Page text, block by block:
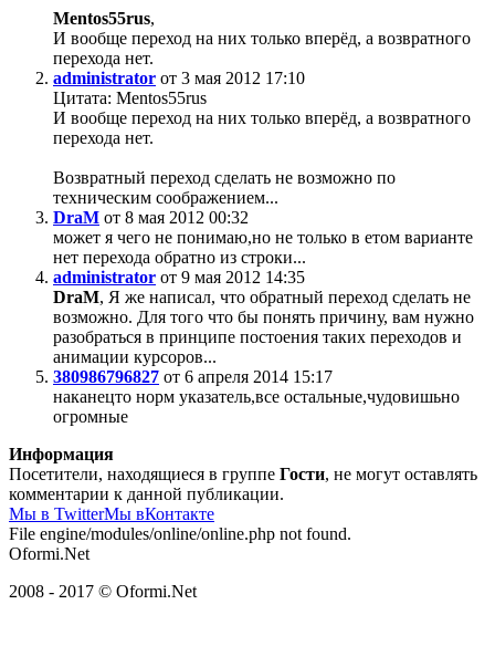
Mentos55rus,
И вообще переход на них только вперёд, а возвратного
перехода нет.
administrator от 3 мая 2012 17:10
Цитата: Mentos55rus
И вообще переход на них только вперёд, а возвратного
перехода нет.
Возвратный переход сделать не возможно по
техническим соображением...
DraM от 8 мая 2012 00:32
может я чего не понимаю,но не только в етом варианте
нет перехода обратно из строки...
administrator от 9 мая 2012 14:35
DraM, Я же написал, что обратный переход сделать не
возможно. Для того что бы понять причину, вам нужно
разобраться в принципе постоения таких переходов и
анимации курсоров...
380986796827 от 6 апреля 2014 15:17
наканецто норм указатель,все остальные,чудовишьно
огромные
Информация
Посетители, находящиеся в группе Гости, не могут оставлять
комментарии к данной публикации.
Мы в TwitterМы вКонтакте
File engine/modules/online/online.php not found.
Oformi.Net
2008 - 2017 © Oformi.Net